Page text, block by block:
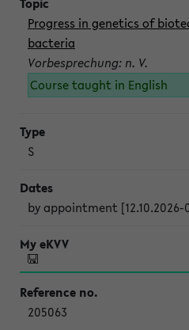
Progress in genetics of
bacteria
Vorbesprechung: n. V.
Course taught in English
S
by appointment [12.10.2026-
205063